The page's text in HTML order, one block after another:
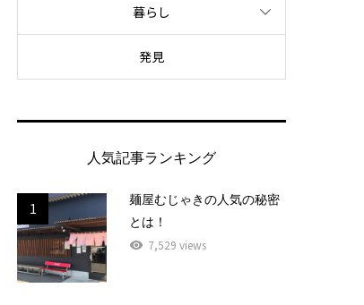
暮らし
発見
人気記事ランキング
1
麺屋むじゃきの人気の秘密
とは！
7,529 views